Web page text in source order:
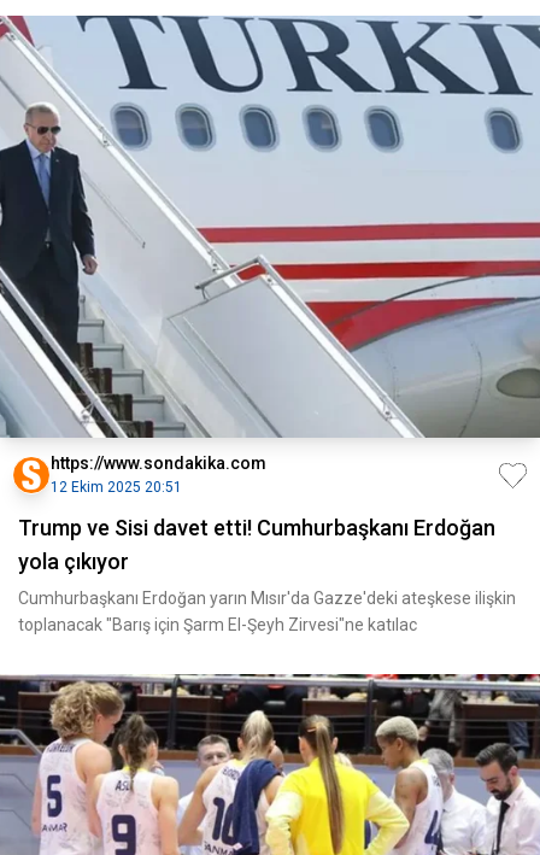
https://www.sondakika.com
12 Ekim 2025 20:51
Trump ve Sisi davet etti! Cumhurbaşkanı Erdoğan
yola çıkıyor
Cumhurbaşkanı Erdoğan yarın Mısır'da Gazze'deki ateşkese ilişkin
toplanacak "Barış için Şarm El-Şeyh Zirvesi"ne katılac